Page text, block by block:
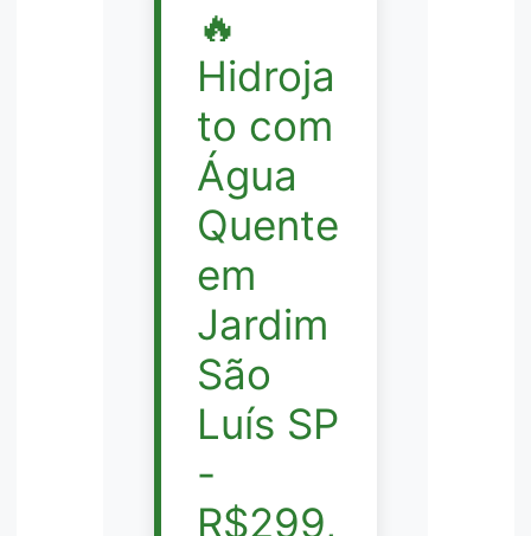
🔥
Hidroja
to com
Água
Quente
em
Jardim
São
Luís SP
-
R$299,